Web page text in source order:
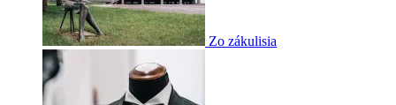
Zo zákulisia